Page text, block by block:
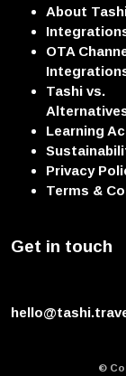
About
OTA
Tashi vs.
Learning
Privacy
Terms &
Get in touch
©